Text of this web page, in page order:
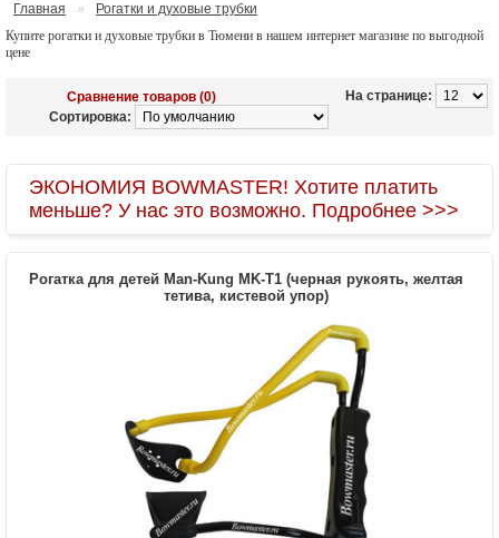
Главная »
Рогатки и духовые трубки
Купите рогатки и духовые трубки в Тюмени в нашем интернет магазине по выгодной
цене
На странице:
Сравнение товаров (0)
Сортировка:
ЭКОНОМИЯ BOWMASTER! Хотите платить
меньше? У нас это возможно. Подробнее >>>
Рогатка для детей Man-Kung MK-T1 (черная рукоять, желтая
тетива, кистевой упор)